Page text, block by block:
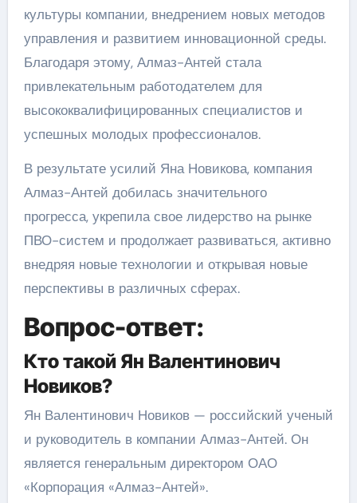
культуры компании, внедрением новых методов
управления и развитием инновационной среды.
Благодаря этому, Алмаз-Антей стала
привлекательным работодателем для
высококвалифицированных специалистов и
успешных молодых профессионалов.
В результате усилий Яна Новикова, компания
Алмаз-Антей добилась значительного
прогресса, укрепила свое лидерство на рынке
ПВО-систем и продолжает развиваться, активно
внедряя новые технологии и открывая новые
перспективы в различных сферах.
Вопрос-ответ:
Кто такой Ян Валентинович
Новиков?
Ян Валентинович Новиков — российский ученый
и руководитель в компании Алмаз-Антей. Он
является генеральным директором ОАО
«Корпорация «Алмаз-Антей».